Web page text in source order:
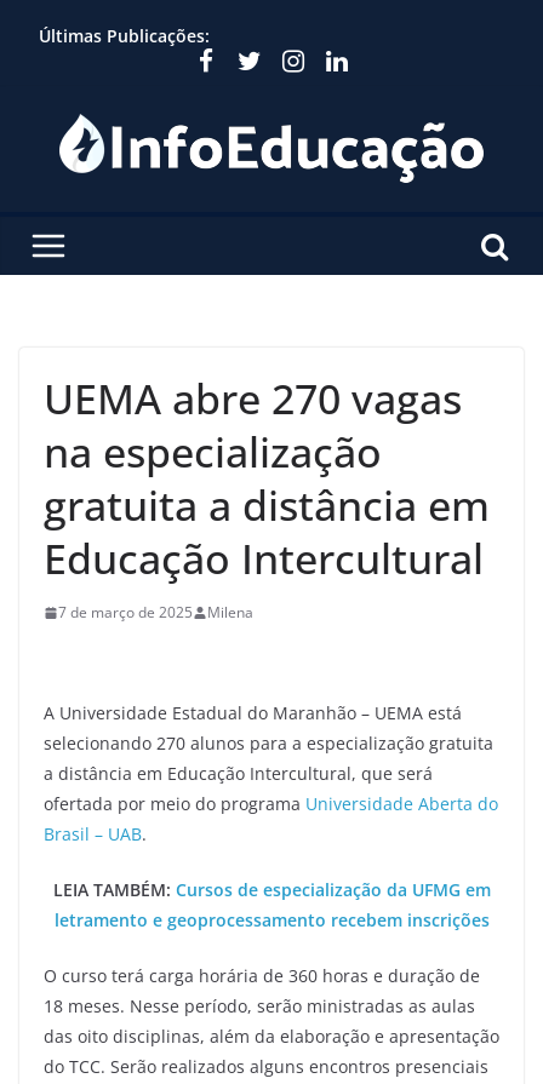
Últimas Publicações:
UEMA abre 270 vagas
na especialização
gratuita a distância em
Educação Intercultural
7 de março de 2025 Milena
A Universidade Estadual do Maranhão – UEMA está
selecionando 270 alunos para a especialização gratuita
a distância em Educação Intercultural, que será
ofertada por meio do programa Universidade Aberta do
Brasil – UAB.
LEIA TAMBÉM: Cursos de especialização da UFMG em
letramento e geoprocessamento recebem inscrições
O curso terá carga horária de 360 horas e duração de
18 meses. Nesse período, serão ministradas as aulas
das oito disciplinas, além da elaboração e apresentação
do TCC. Serão realizados alguns encontros presenciais